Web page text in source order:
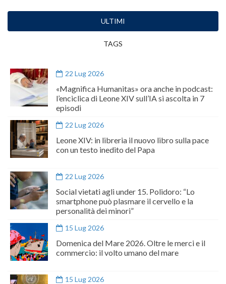
ULTIMI
TAGS
22 Lug 2026
«Magnifica Humanitas» ora anche in podcast:
l’enciclica di Leone XIV sull’IA si ascolta in 7
episodi
22 Lug 2026
Leone XIV: in libreria il nuovo libro sulla pace
con un testo inedito del Papa
22 Lug 2026
Social vietati agli under 15. Polidoro: “Lo
smartphone può plasmare il cervello e la
personalità dei minori”
15 Lug 2026
Domenica del Mare 2026. Oltre le merci e il
commercio: il volto umano del mare
15 Lug 2026